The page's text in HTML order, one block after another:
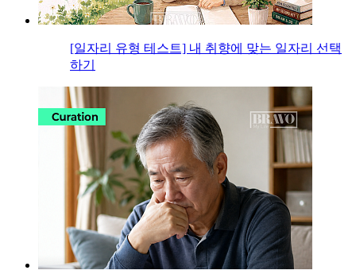
[일자리 유형 테스트] 내 취향에 맞는 일자리 선택
하기